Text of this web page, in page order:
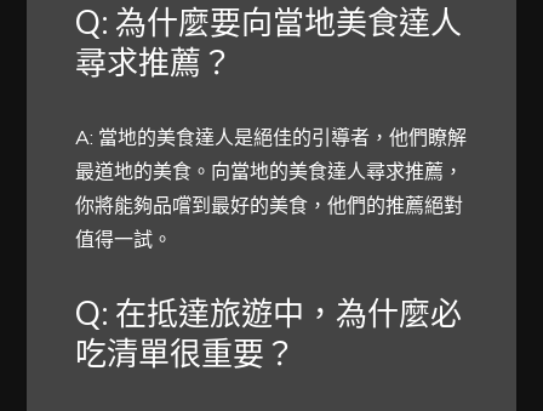
Q: 為什麼要向當地美食達人
尋求推薦？
A: 當地的美食達人是絕佳的引導者，他們瞭解
最道地的美食。向當地的美食達人尋求推薦，
你將能夠品嚐到最好的美食，他們的推薦絕對
值得一試。
Q: 在抵達旅遊中，為什麼必
吃清單很重要？